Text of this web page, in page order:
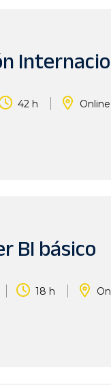
42 h | Online
BI básico
| 18 h |